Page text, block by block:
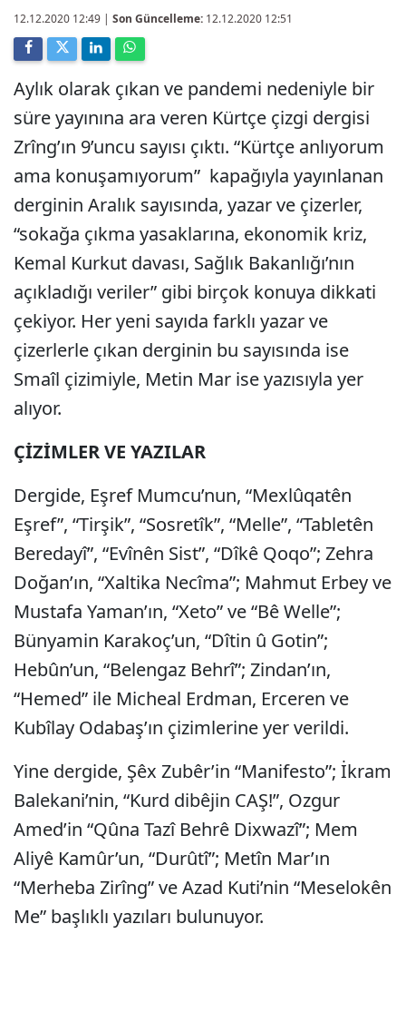
12.12.2020 12:49 | Son Güncelleme: 12.12.2020 12:51
Aylık olarak çıkan ve pandemi nedeniyle bir
süre yayınına ara veren Kürtçe çizgi dergisi
Zrîng’ın 9’uncu sayısı çıktı. “Kürtçe anlıyorum
ama konuşamıyorum” kapağıyla yayınlanan
derginin Aralık sayısında, yazar ve çizerler,
“sokağa çıkma yasaklarına, ekonomik kriz,
Kemal Kurkut davası, Sağlık Bakanlığı’nın
açıkladığı veriler” gibi birçok konuya dikkati
çekiyor. Her yeni sayıda farklı yazar ve
çizerlerle çıkan derginin bu sayısında ise
Smaîl çizimiyle, Metin Mar ise yazısıyla yer
alıyor.
ÇİZİMLER VE YAZILAR
Dergide, Eşref Mumcu’nun, “Mexlûqatên
Eşref”, “Tirşik”, “Sosretîk”, “Melle”, “Tabletên
Beredayî”, “Evînên Sist”, “Dîkê Qoqo”; Zehra
Doğan’ın, “Xaltika Necîma”; Mahmut Erbey ve
Mustafa Yaman’ın, “Xeto” ve “Bê Welle”;
Bünyamin Karakoç’un, “Dîtin û Gotin”;
Hebûn’un, “Belengaz Behrî”; Zindan’ın,
“Hemed” ile Micheal Erdman, Erceren ve
Kubîlay Odabaş’ın çizimlerine yer verildi.
Yine dergide, Şêx Zubêr’in “Manifesto”; İkram
Balekani’nin, “Kurd dibêjin CAŞ!”, Ozgur
Amed’in “Qûna Tazî Behrê Dixwazî”; Mem
Aliyê Kamûr’un, “Durûtî”; Metîn Mar’ın
“Merheba Zirîng” ve Azad Kuti’nin “Meselokên
Me” başlıklı yazıları bulunuyor.